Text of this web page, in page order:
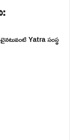
Yatra సంస్థ